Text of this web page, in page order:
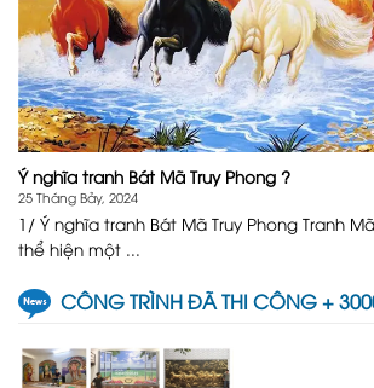
Ý nghĩa tranh Bát Mã Truy Phong ?
25 Tháng Bảy, 2024
1/ Ý nghĩa tranh Bát Mã Truy Phong Tranh
thể hiện một ...
CÔNG TRÌNH ĐÃ THI CÔNG +